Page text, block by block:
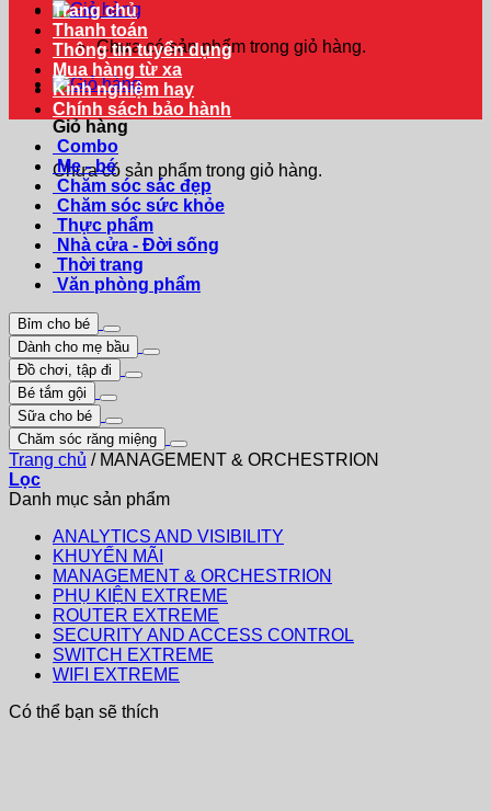
Chưa có sản phẩm trong giỏ hàng.
Giỏ hàng
Chưa có sản phẩm trong giỏ hàng.
Trang chủ
Thanh toán
Thông tin tuyển dụng
Mua hàng từ xa
Kinh nghiệm hay
Chính sách bảo hành
Combo
Mẹ - bé
Chăm sóc sác đẹp
Chăm sóc sức khỏe
Thực phẩm
Nhà cửa - Đời sống
Thời trang
Văn phòng phẩm
Bỉm cho bé
Dành cho mẹ bầu
Đồ chơi, tập đi
Bé tắm gội
Sữa cho bé
Chăm sóc răng miệng
Trang chủ /MANAGEMENT & ORCHESTRION
Lọc
Danh mục sản phẩm
ANALYTICS AND VISIBILITY
KHUYẾN MÃI
MANAGEMENT & ORCHESTRION
PHỤ KIỆN EXTREME
ROUTER EXTREME
SECURITY AND ACCESS CONTROL
SWITCH EXTREME
WIFI EXTREME
Có thể bạn sẽ thích